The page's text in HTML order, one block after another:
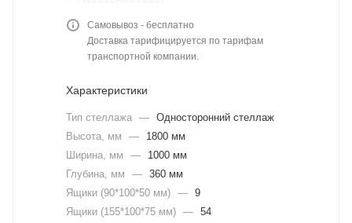
Самовывоз - бесплатно
Доставка тарифицируется по тарифам
транспортной компании.
Характеристики
Тип стеллажа — Односторонний стеллаж
Высота, мм
—
1800 мм
Ширина, мм
—
1000 мм
Глубина, мм
— 360 мм
Ящики (90*100*50 мм) — 9
Ящики (155*100*75 мм) — 54